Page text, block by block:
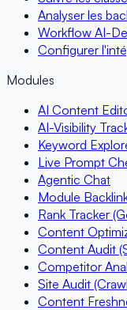
Analyser les
Workflow AI-
Configurer
Modules
AI Content
AI-Visibility
Keyword
Live Prompt
Agentic Chat
Module
Rank Tracker
Content
Content Audit
Competitor
Site Audit
Content